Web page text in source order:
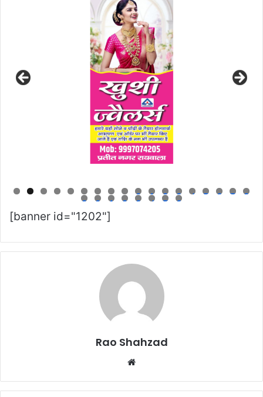
0 1 2 3 4 5 6 7 8
9 0 1 2 3 4 5 6
[banner id="1202"]
Rao Shahzad
Website